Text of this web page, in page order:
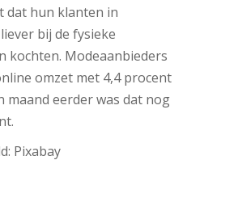
dat hun klanten in
bij de fysieke
kochten. Modeaanbieders
omzet met 4,4 procent
maand eerder was dat nog
Pixabay